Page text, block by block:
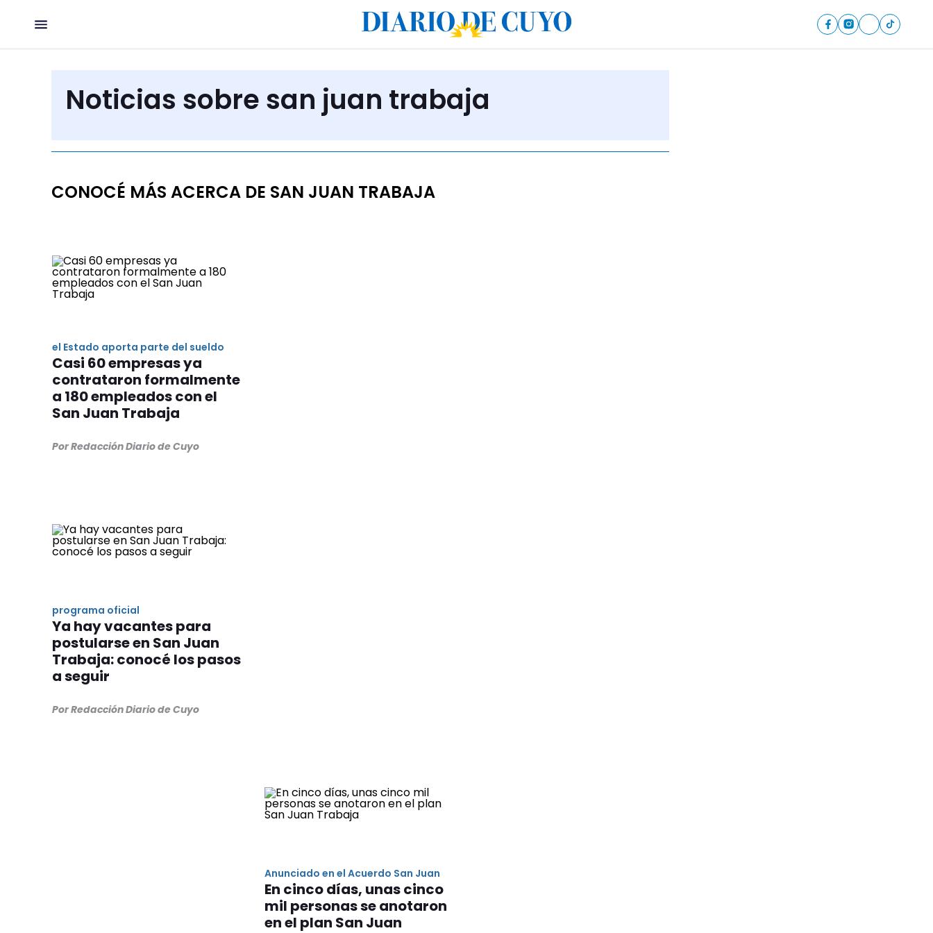
Noticias sobre san juan trabaja
CONOCÉ MÁS ACERCA DE SAN JUAN TRABAJA
el Estado aporta parte del sueldo
Casi 60 empresas ya
contrataron formalmente
a 180 empleados con el
San Juan Trabaja
Por Redacción Diario de Cuyo
programa oficial
Ya hay vacantes para
postularse en San Juan
Trabaja: conocé los pasos
a seguir
Por Redacción Diario de Cuyo
Anunciado en el Acuerdo San Juan
En cinco días, unas cinco
mil personas se anotaron
en el plan San Juan